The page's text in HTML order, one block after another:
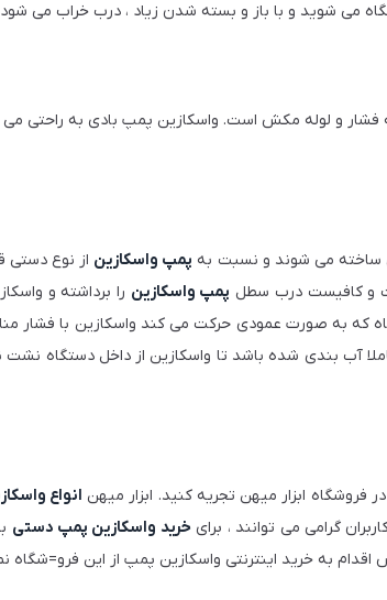
می شوید و با باز و بسته شدن زیاد ، درب خراب می
فشار و لوله مکش است. واسکازین پمپ بادی به راحتی
پمپ واسکازین از نوع دستی
و کافیست درب سطل پمپ واسکازین را برداشته و
که به صورت عمودی حرکت می کند واسکازین با فشار
آب بندی شده باشد تا واسکازین از داخل دستگاه
فروشگاه ابزار میهن تجریه کنید. ابزار میهن انواع
گرامی می توانند ، برای خرید واسکازین پمپ دستی
به خرید اینترنتی واسکازین پمپ از این فرو=شگاه